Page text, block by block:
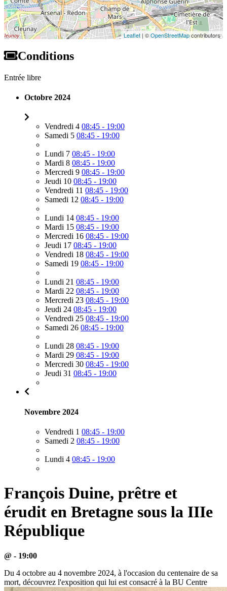
Leaflet | ©OpenStreetMapcontributors
Conditions
Entrée libre
Octobre 2024
Vendredi 4 08:45 - 19:00
Samedi 5 08:45 - 19:00
Lundi 7 08:45 - 19:00
Mardi 8 08:45 - 19:00
Mercredi 9 08:45 - 19:00
Jeudi 10 08:45 - 19:00
Vendredi 11 08:45 - 19:00
Samedi 12 08:45 - 19:00
Lundi 14 08:45 - 19:00
Mardi 15 08:45 - 19:00
Mercredi 16 08:45 - 19:00
Jeudi 17 08:45 - 19:00
Vendredi 18 08:45 - 19:00
Samedi 19 08:45 - 19:00
Lundi 21 08:45 - 19:00
Mardi 22 08:45 - 19:00
Mercredi 23 08:45 - 19:00
Jeudi 24 08:45 - 19:00
Vendredi 25 08:45 - 19:00
Samedi 26 08:45 - 19:00
Lundi 28 08:45 - 19:00
Mardi 29 08:45 - 19:00
Mercredi 30 08:45 - 19:00
Jeudi 31 08:45 - 19:00
Novembre 2024
Vendredi 1 08:45 - 19:00
Samedi 2 08:45 - 19:00
Lundi 4 08:45 - 19:00
François Duine, prêtre et
érudit en Bretagne sous la IIIe
République
@ - 19:00
Du 4 octobre au 4 novembre 2024, à l'occasion du centenaire de sa
mort, découvrez l'exposition qui lui est consacré à la BU Centre